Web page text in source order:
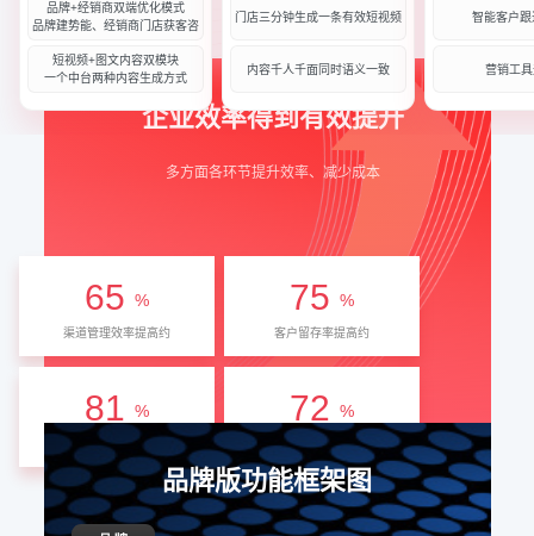
品牌+经销商双端优化模式
品牌建势能、经销商门店获客咨
短视频+图文内容双模块
一个中台两种内容生成方式
门店三分钟生成一条有效短视频
内容千人千面同时语义一致
智能客户跟
营销工
企业效率得到有效提升
多方面各环节提升效率、减少成本
65 %
渠道管理效率提高约
75 %
客户留存率提高约
81 %
客户转化率提高约
72 %
转化周期缩短
品牌版功能框架图